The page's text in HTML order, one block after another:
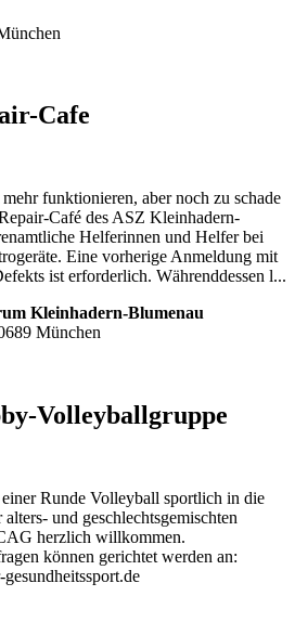
Cafe
funktionieren, aber noch zu schade
Café des ASZ Kleinhadern-
Helferinnen und Helfer bei
Eine vorherige Anmeldung mit
ist erforderlich. Währenddessen l...
Kleinhadern-Blumenau
München
Volleyballgruppe
Runde Volleyball sportlich in die
und geschlechtsgemischten
herzlich willkommen.
können gerichtet werden an: